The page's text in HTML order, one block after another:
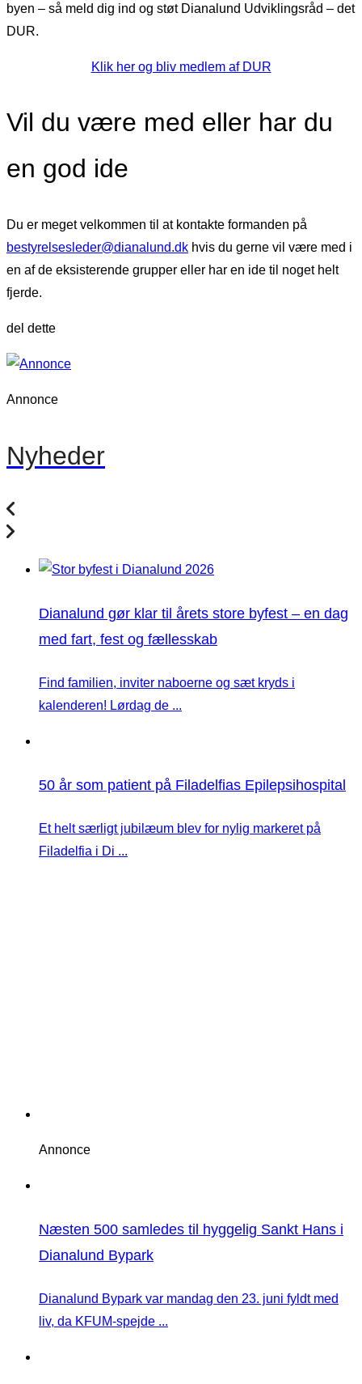
byen – så meld dig ind og støt Dianalund Udviklingsråd – det
DUR.
Klik her og bliv medlem af DUR
Vil du være med eller har du
en god ide
Du er meget velkommen til at kontakte formanden på
bestyrelsesleder@dianalund.dk hvis du gerne vil være med i
en af de eksisterende grupper eller har en ide til noget helt
fjerde.
del dette
Annonce
Nyheder
Dianalund gør klar til årets store byfest – en dag
med fart, fest og fællesskab
Find familien, inviter naboerne og sæt kryds i
kalenderen! Lørdag de ...
50 år som patient på Filadelfias Epilepsihospital
Et helt særligt jubilæum blev for nylig markeret på
Filadelfia i Di ...
Annonce
Næsten 500 samledes til hyggelig Sankt Hans i
Dianalund Bypark
Dianalund Bypark var mandag den 23. juni fyldt med
liv, da KFUM-spejde ...